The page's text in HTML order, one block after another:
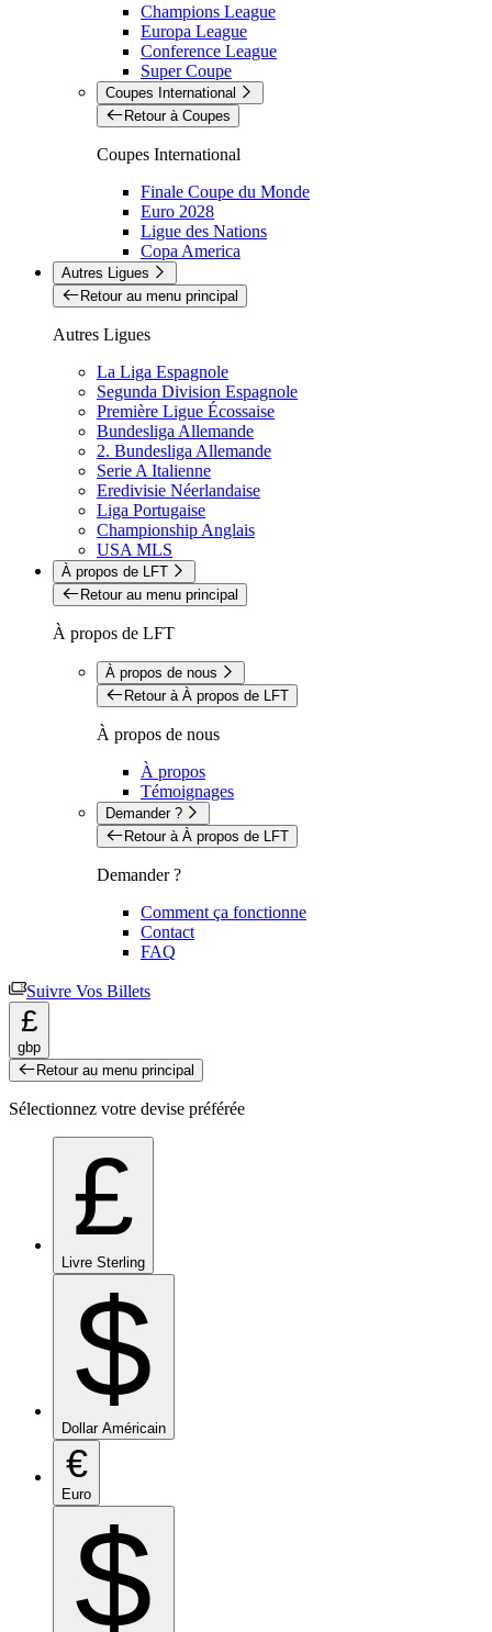
Champions League
Europa League
Conference League
Super Coupe
Coupes International
Retour à Coupes
Coupes International
Finale Coupe du Monde
Euro 2028
Ligue des Nations
Copa America
Autres Ligues
Retour au menu principal
Autres Ligues
La Liga Espagnole
Segunda Division Espagnole
Première Ligue Écossaise
Bundesliga Allemande
2. Bundesliga Allemande
Serie A Italienne
Eredivisie Néerlandaise
Liga Portugaise
Championship Anglais
USA MLS
À propos de LFT
Retour au menu principal
À propos de LFT
À propos de nous
Retour à À propos de LFT
À propos de nous
À propos
Témoignages
Demander ?
Retour à À propos de LFT
Demander ?
Comment ça fonctionne
Contact
FAQ
Suivre Vos Billets
£
gbp
Retour au menu principal
Sélectionnez votre devise préférée
£
Livre Sterling
$
Dollar Américain
€
Euro
$